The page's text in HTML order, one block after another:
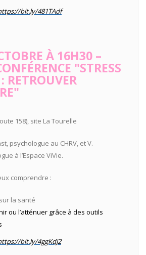
bit.ly/481TAdf
À 16H30 –
"STRESS
RETROUVER
158), site La Tourelle
psychologue au CHRV, et V.
à l’Espace ViVie.
comprendre :
la santé
ou l’atténuer grâce à des outils
bit.ly/4ggKdJ2